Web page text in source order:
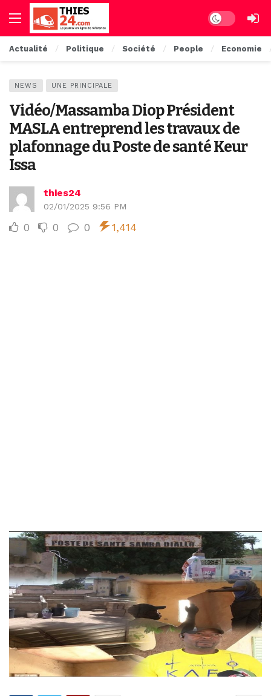
Dark mode
Actualité Politique Société People Economie
NEWS UNE PRINCIPALE
Vidéo/Massamba Diop Président
MASLA entreprend les travaux de
plafonnage du Poste de santé Keur
Issa
thies24
02/01/2025 9:56 PM
0 0 0 1,414